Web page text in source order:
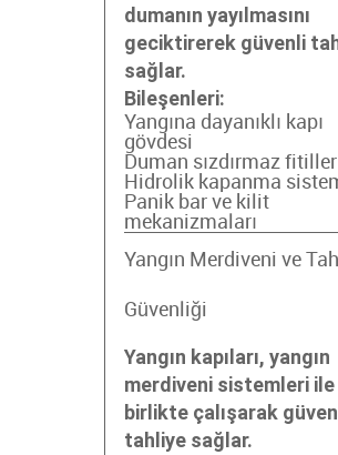
dumanın yayılmasını
geciktirerek güvenli
sağlar.
Bileşenleri:
Yangına dayanıklı kapı
gövdesi
Duman sızdırmaz fitiller
Hidrolik kapanma
Panik bar ve kilit
mekanizmaları
Yangın Merdiveni ve
Güvenliği
Yangın kapıları, yangın
merdiveni sistemleri ile
birlikte çalışarak
tahliye sağlar.